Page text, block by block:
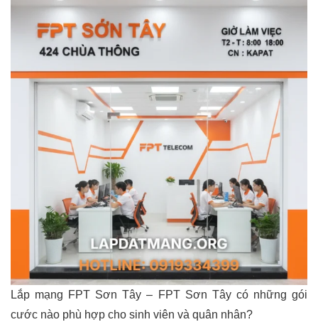
Lắp mạng FPT Sơn Tây – FPT Sơn Tây có những gói
cước nào phù hợp cho sinh viên và quân nhân?